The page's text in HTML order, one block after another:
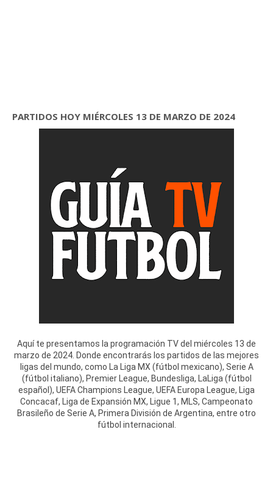
PARTIDOS HOY MIÉRCOLES 13 DE MARZO DE 2024
Aquí te presentamos la programación TV del miércoles 13 de
marzo de 2024. Donde encontrarás los partidos de las mejores
ligas del mundo, como La Liga MX (fútbol mexicano), Serie A
(fútbol italiano), Premier League, Bundesliga, LaLiga (fútbol
español), UEFA Champions League, UEFA Europa League, Liga
Concacaf, Liga de Expansión MX, Ligue 1, MLS, Campeonato
Brasileño de Serie A, Primera División de Argentina, entre otro
fútbol internacional.